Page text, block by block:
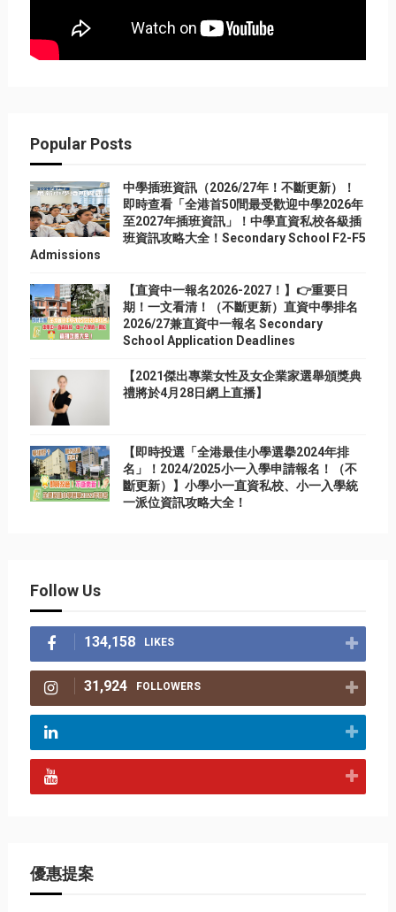
Popular Posts
中學插班資訊（2026/27年！不斷更新）！
即時查看「全港首50間最受歡迎中學2026年
至2027年插班資訊」！中學直資私校各級插
班資訊攻略大全！Secondary School F2-F5
Admissions
【直資中一報名2026-2027！】👉重要日
期！一文看清！（不斷更新）直資中學排名
2026/27兼直資中一報名 Secondary
School Application Deadlines
【2021傑出專業女性及女企業家選舉頒獎典
禮將於4月28日網上直播】
【即時投選「全港最佳小學選擧2024年排
名」！2024/2025小一入學申請報名！（不
斷更新）】小學小一直資私校、小一入學統
一派位資訊攻略大全！
Follow Us
134,158 LIKES
31,924 FOLLOWERS
優惠提案